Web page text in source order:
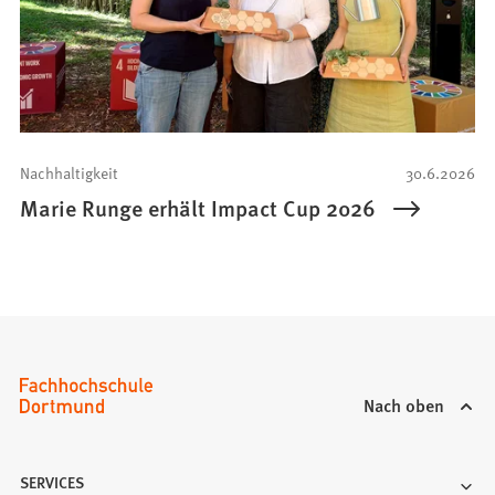
30.6.2026
Nachhaltigkeit
Marie Runge erhält Impact Cup 2026
Nach oben
SERVICES